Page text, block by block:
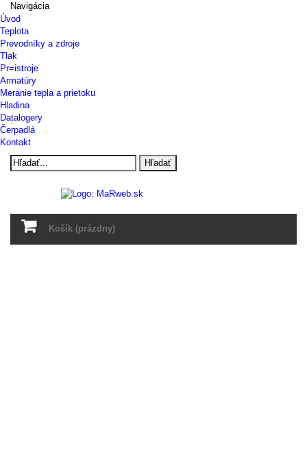
Navigácia
Úvod
Teplota
Prevodníky a zdroje
Tlak
Pr=istroje
Armatúry
Meranie tepla a prietoku
Hladina
Datalogery
Čerpadlá
Kontakt
Hľadať
Košík (prázdny)